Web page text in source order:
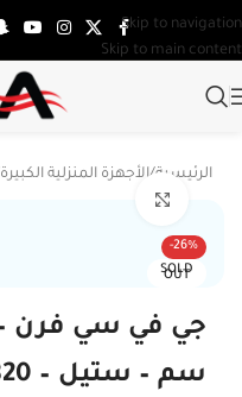
Skip to navigation
Skip to main content
الرئيسية/الأجهزة المنزلية الكبيرة
-26%
SOLD
OUT
سم – ستيل – GVCO-6090-EG-10-6820